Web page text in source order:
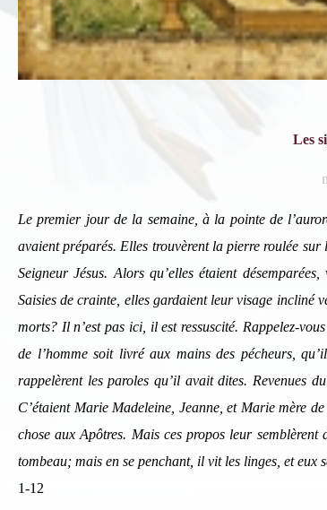
Les
Le premier jour de la semaine, à la pointe de
avaient préparés. Elles trouvèrent la pierre roulée
Seigneur Jésus. Alors qu’elles étaient
Saisies de crainte, elles gardaient leur visage incliné
morts? Il n’est pas ici, il est ressuscité. Rappelez-
de l’homme soit livré aux mains des pécheurs,
rappelèrent les paroles qu’il avait dites. Revenues
C’étaient Marie Madeleine, Jeanne, et Marie mère
chose aux Apôtres. Mais ces propos leur
tombeau; mais en se penchant, il vit les linges, et eux
1-12